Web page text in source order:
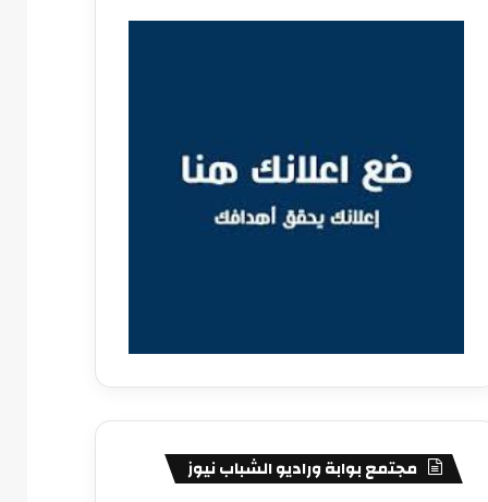
مجتمع بوابة وراديو الشباب نيوز